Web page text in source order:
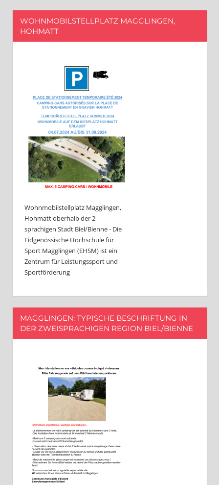
WOHNMOBILSTELLPLATZ MAGGLINGEN,
HOHMATT
Wohnmobilstellplatz Magglingen,
Hohmatt oberhalb der 2-
sprachigen Stadt Biel/Bienne - Die
Eidgenössische Hochschule für
Sport Magglingen (EHSM) ist ein
Zentrum für Leistungssport und
Sportförderung
MAGGLINGEN: TYPISCHE BESCHRIFTUNG IN
DER ZWEISPRACHIGEN REGION BIEL/BIENNE